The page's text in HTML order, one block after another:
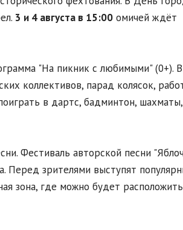
3 и 4 августа в 15:00омичей ждёт
"На пикник с любимыми" (0+). В
коллективов, парад колясок,
в дартс, бадминтон, шахматы,
Фестиваль авторской песни
Перед зрителями выступят
зона, где можно будет